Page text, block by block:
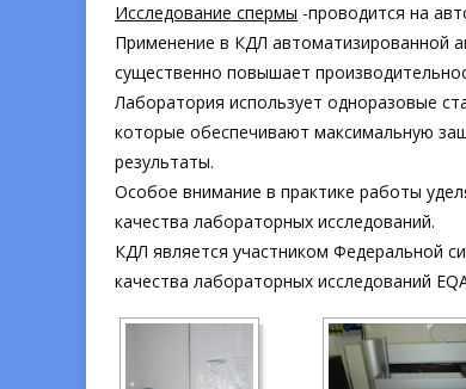
Исследование спермы -проводится на
Применение в КДЛ автоматизированной
существенно повышает
Лаборатория использует одноразовые
которые обеспечивают максимальную
результаты.
Особое внимание в практике работы
качества лабораторных исследований.
КДЛ является участником Федеральной
качества лабораторных исследований